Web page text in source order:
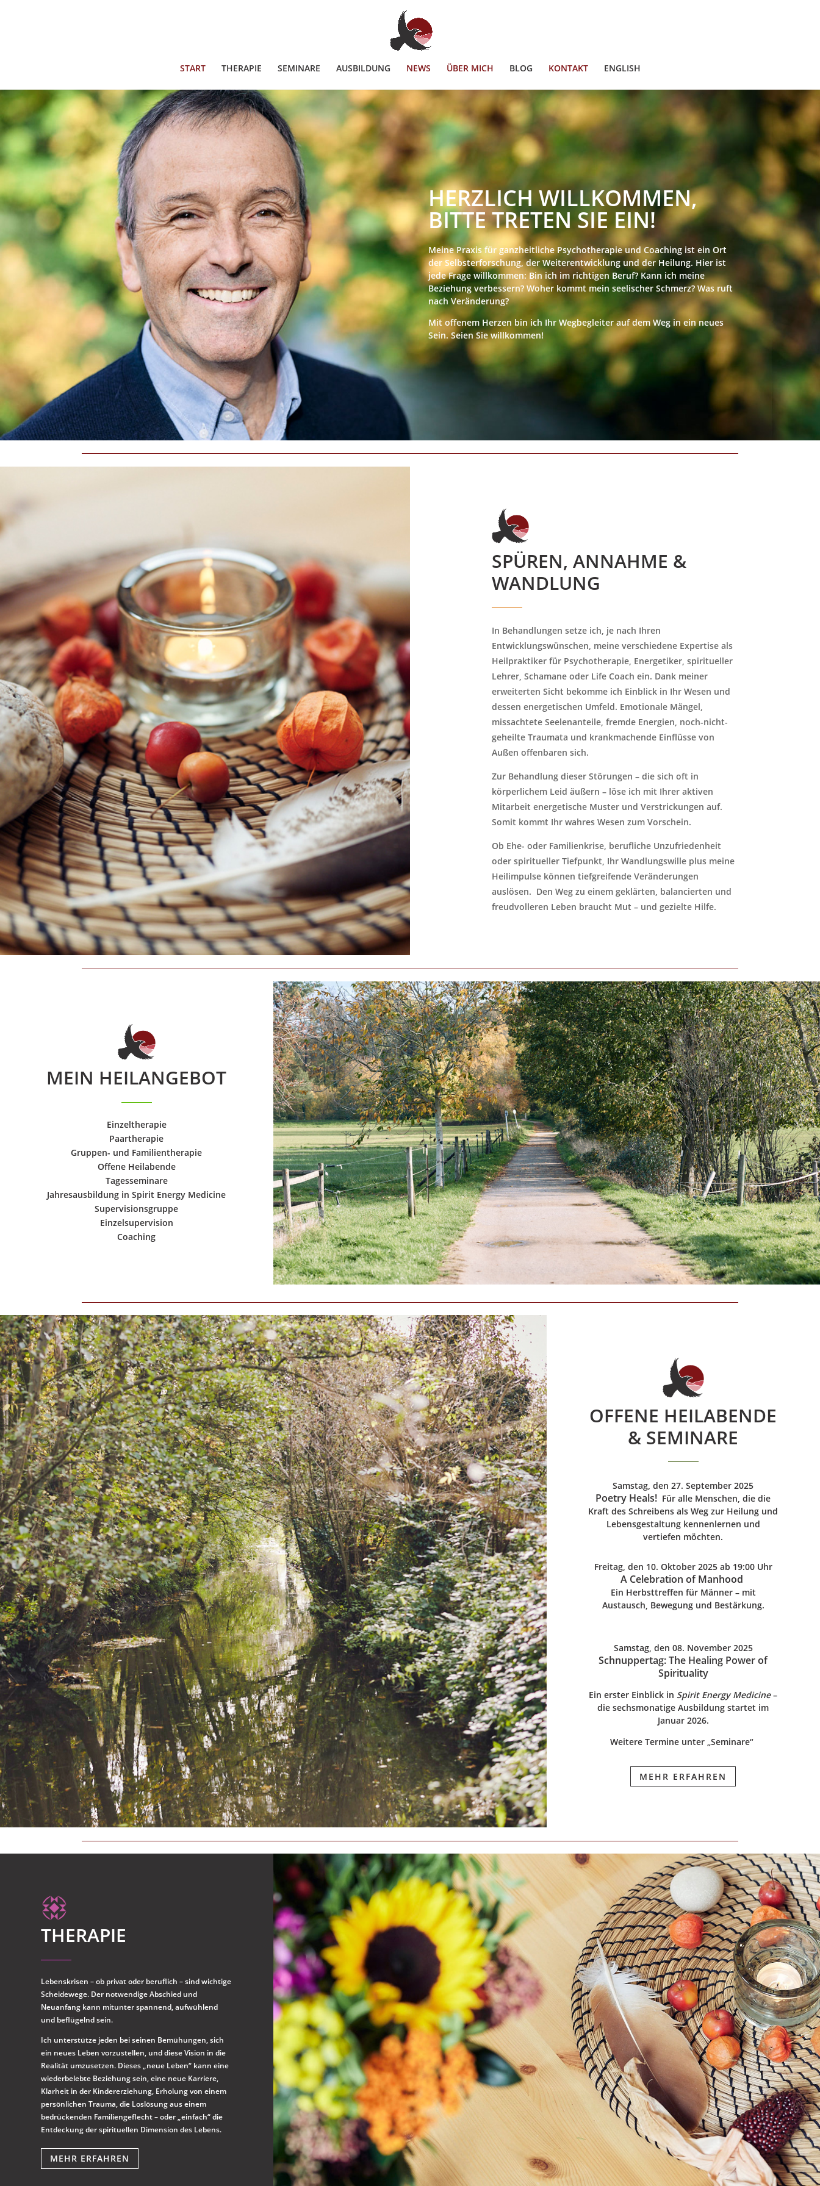
START THERAPIE SEMINARE AUSBILDUNG NEWS ÜBER MICH BLOG KONTAKT ENGLISH
HERZLICH WILLKOMMEN,
BITTE TRETEN SIE EIN!
Meine Praxis für ganzheitliche Psychotherapie und Coaching ist ein Ort
der Selbsterforschung, der Weiterentwicklung und der Heilung. Hier ist
jede Frage willkommen: Bin ich im richtigen Beruf? Kann ich meine
Beziehung verbessern? Woher kommt mein seelischer Schmerz? Was ruft
nach Veränderung?
Mit offenem Herzen bin ich Ihr Wegbegleiter auf dem Weg in ein neues
Sein. Seien Sie willkommen!
SPÜREN, ANNAHME &
WANDLUNG
In Behandlungen setze ich, je nach Ihren
Entwicklungswünschen, meine verschiedene Expertise als
Heilpraktiker für Psychotherapie, Energetiker, spiritueller
Lehrer, Schamane oder Life Coach ein. Dank meiner
erweiterten Sicht bekomme ich Einblick in Ihr Wesen und
dessen energetischen Umfeld. Emotionale Mängel,
missachtete Seelenanteile, fremde Energien, noch-nicht-
geheilte Traumata und krankmachende Einflüsse von
Außen offenbaren sich.
Zur Behandlung dieser Störungen – die sich oft in
körperlichem Leid äußern – löse ich mit Ihrer aktiven
Mitarbeit energetische Muster und Verstrickungen auf.
Somit kommt Ihr wahres Wesen zum Vorschein.
Ob Ehe- oder Familienkrise, berufliche Unzufriedenheit
oder spiritueller Tiefpunkt, Ihr Wandlungswille plus meine
Heilimpulse können tiefgreifende Veränderungen
auslösen. Den Weg zu einem geklärten, balancierten und
freudvolleren Leben braucht Mut – und gezielte Hilfe.
MEIN HEILANGEBOT
Einzeltherapie
Paartherapie
Gruppen- und Familientherapie
Offene Heilabende
Tagesseminare
Jahresausbildung in Spirit Energy Medicine
Supervisionsgruppe
Einzelsupervision
Coaching
OFFENE HEILABENDE
& SEMINARE
Samstag, den 27. September 2025
Poetry Heals! Für alle Menschen, die die
Kraft des Schreibens als Weg zur Heilung und
Lebensgestaltung kennenlernen und
vertiefen möchten.
Freitag, den 10. Oktober 2025 ab 19:00 Uhr
A Celebration of Manhood
Ein Herbsttreffen für Männer – mit
Austausch, Bewegung und Bestärkung.
Samstag, den 08. November 2025
Schnuppertag: The Healing Power of
Spirituality
Ein erster Einblick in Spirit Energy Medicine–
die sechsmonatige Ausbildung startet im
Januar 2026.
Weitere Termine unter „Seminare“
MEHR ERFAHREN
THERAPIE
Lebenskrisen – ob privat oder beruflich – sind wichtige
Scheidewege. Der notwendige Abschied und
Neuanfang kann mitunter spannend, aufwühlend
und beflügelnd sein.
Ich unterstütze jeden bei seinen Bemühungen, sich
ein neues Leben vorzustellen, und diese Vision in die
Realität umzusetzen. Dieses „neue Leben“ kann eine
wiederbelebte Beziehung sein, eine neue Karriere,
Klarheit in der Kindererziehung, Erholung von einem
persönlichen Trauma, die Loslösung aus einem
bedrückenden Familiengeflecht – oder „einfach“ die
Entdeckung der spirituellen Dimension des Lebens.
MEHR ERFAHREN